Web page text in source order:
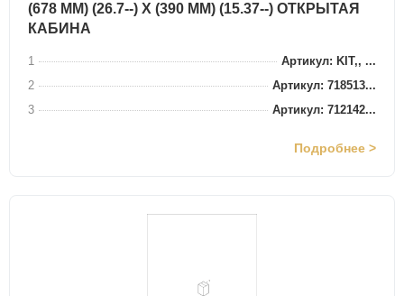
(678 ММ) (26.7--) X (390 ММ) (15.37--) ОТКРЫТАЯ
КАБИНА
1
Артикул: KIT,, ...
2
Артикул: 718513...
3
Артикул: 712142...
Подробнее >